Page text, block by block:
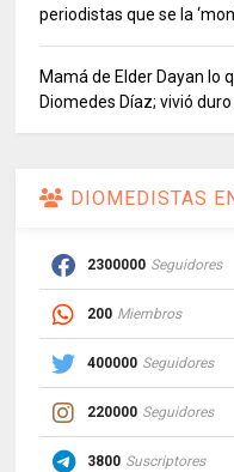
periodistas que se la
Mamá de Elder Dayan lo
Diomedes Díaz; vivió
DIOMEDISTAS
2300000 Seguidores
200 Miembros
400000 Seguidores
220000 Seguidores
3800 Suscriptores